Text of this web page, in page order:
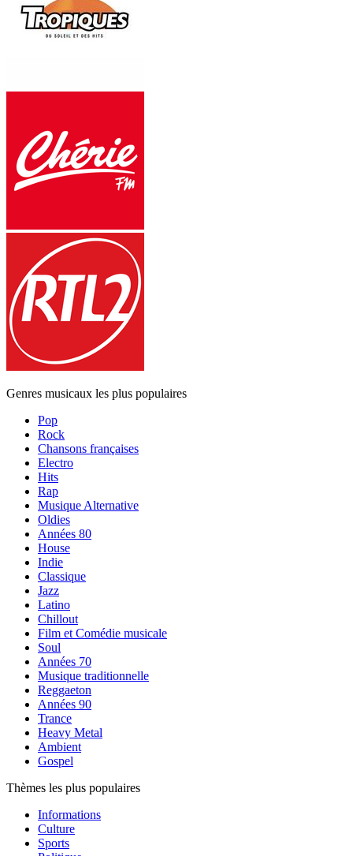
Genres musicaux les plus populaires
Pop
Rock
Chansons françaises
Electro
Hits
Rap
Musique Alternative
Oldies
Années 80
House
Indie
Classique
Jazz
Latino
Chillout
Film et Comédie musicale
Soul
Années 70
Musique traditionnelle
Reggaeton
Années 90
Trance
Heavy Metal
Ambient
Gospel
Thèmes les plus populaires
Informations
Culture
Sports